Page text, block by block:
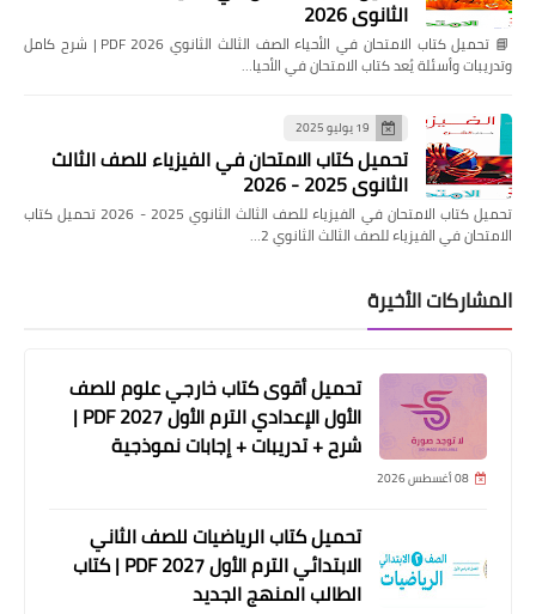
الثانوي 2026
📘 تحميل كتاب الامتحان في الأحياء الصف الثالث الثانوي 2026 PDF | شرح كامل
وتدريبات وأسئلة يُعد كتاب الامتحان في الأحيا…
19 يوليو 2025
تحميل كتاب الامتحان في الفيزياء للصف الثالث
الثانوي 2025 - 2026
تحميل كتاب الامتحان في الفيزياء للصف الثالث الثانوي 2025 - 2026 تحميل كتاب
الامتحان في الفيزياء للصف الثالث الثانوي 2…
المشاركات الأخيرة
تحميل أقوى كتاب خارجي علوم للصف
الأول الإعدادي الترم الأول 2027 PDF |
شرح + تدريبات + إجابات نموذجية
08 أغسطس 2026
تحميل كتاب الرياضيات للصف الثاني
الابتدائي الترم الأول 2027 PDF | كتاب
الطالب المنهج الجديد